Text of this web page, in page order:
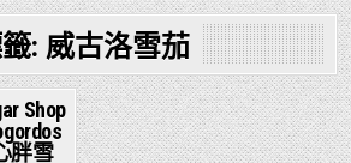
: 威古洛雪茄
Shop
胖雪